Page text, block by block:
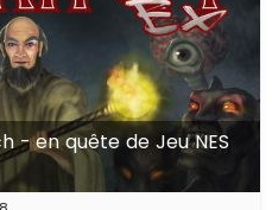
- en quête de Jeu NES